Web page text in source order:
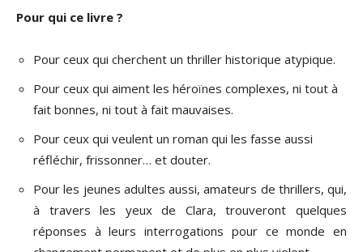
Pour qui ce livre ?
Pour ceux qui cherchent un thriller historique atypique.
Pour ceux qui aiment les héroïnes complexes, ni tout à
fait bonnes, ni tout à fait mauvaises.
Pour ceux qui veulent un roman qui les fasse aussi
réfléchir, frissonner… et douter.
Pour les jeunes adultes aussi, amateurs de thrillers, qui,
à travers les yeux de Clara, trouveront quelques
réponses à leurs interrogations pour ce monde en